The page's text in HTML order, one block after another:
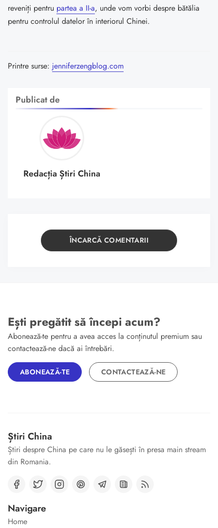
reveniți pentru partea a II-a, unde vom vorbi despre bătălia
pentru controlul datelor în interiorul Chinei.
Printre surse: jenniferzengblog.com
Publicat de
Redacția Știri China
ÎNCARCĂ COMENTARII
Ești pregătit să începi acum?
Abonează-te pentru a avea acces la conținutul premium sau
contactează-ne dacă ai întrebări.
ABONEAZĂ-TE CONTACTEAZĂ-NE
Știri China
Știri despre China pe care nu le găsești în presa main stream
din Romania.
Navigare
Home